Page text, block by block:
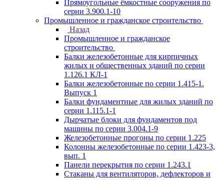
Прямоугольные ёмкостные сооружения по
серии 3.900.1-10
Промышленное и гражданское строительство
Назад
Промышленное и гражданское
строительство
Балки железобетонные для кирпичных
жилых и общественных зданий по серии
1.126.1 КЛ-1
Балки железобетонные по серии 1.415-1.
Выпуск 1
Балки фундаментные для жилых зданий по
серии 1.115.1-1
Дырчатые блоки для фундаментов под
машины по серии 3.004.1-9
Железобетонные прогоны по серии 1.225
Колонны железобетонные по серии 1.423-3,
вып. 1
Панели перекрытия по серии 1.243.1
Стаканы для вентиляторов, дефлекторов и